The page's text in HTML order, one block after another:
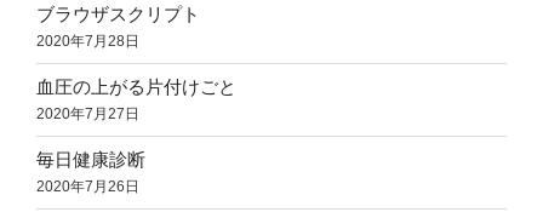
ブラウザスクリプト
2020年7月28日
血圧の上がる片付けごと
2020年7月27日
毎日健康診断
2020年7月26日